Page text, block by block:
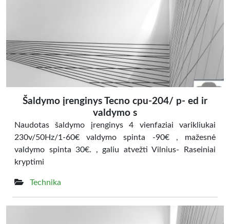
Šaldymo įrenginys Tecno cpu-204/ p- ed ir
valdymo s
Naudotas šaldymo įrenginys 4 vienfaziai varikliukai
230v/50Hz/1-60€ valdymo spinta -90€ , mažesnė
valdymo spinta 30€. , galiu atvežti Vilnius- Raseiniai
kryptimi
Technika